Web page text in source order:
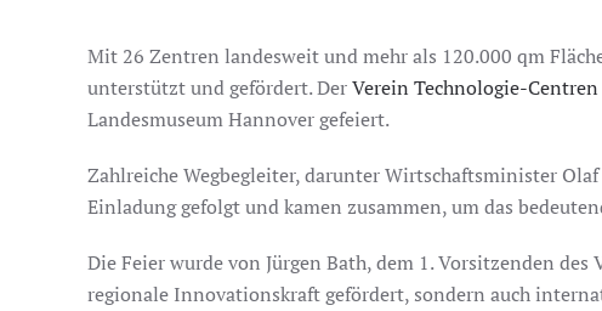
Mit 26 Zentren landesweit und mehr als 120.000 qm
unterstützt und gefördert. DerVerein Technologie-Centren
Landesmuseum Hannover gefeiert.
Zahlreiche Wegbegleiter, darunter Wirtschaftsminister
Einladung gefolgt und kamen zusammen, um das
Die Feier wurde von Jürgen Bath, dem 1. Vorsitzenden
regionale Innovationskraft gefördert, sondern auch